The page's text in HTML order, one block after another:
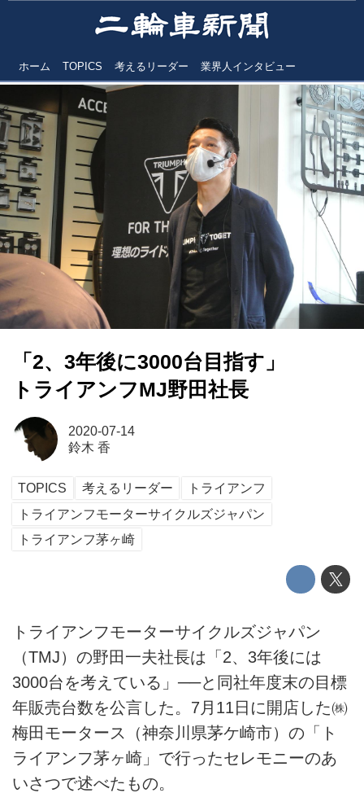
ホーム TOPICS 考えるリーダー 業界人インタビュー
「2、3年後に3000台目指す」
トライアンフMJ野田社長
2020-07-14
鈴木 香
TOPICS 考えるリーダー
トライアンフ
トライアンフモーターサイクルズジャパン
トライアンフ茅ヶ崎
トライアンフモーターサイクルズジャパン
（TMJ）の野田一夫社長は「2、3年後には
3000台を考えている」──と同社年度末の目標
年販売台数を公言した。7月11日に開店した㈱
梅田モータース（神奈川県茅ケ崎市）の「ト
ライアンフ茅ヶ崎」で行ったセレモニーのあ
いさつで述べたもの。